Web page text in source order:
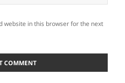
website in this browser for the next